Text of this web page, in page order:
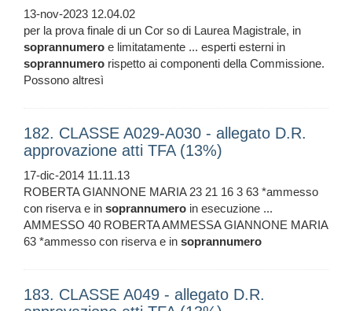
13-nov-2023 12.04.02
per la prova finale di un Cor so di Laurea Magistrale, in
soprannumero e limitatamente ... esperti esterni in
soprannumero rispetto ai componenti della Commissione.
Possono altresì
182. CLASSE A029-A030 - allegato D.R.
approvazione atti TFA (13%)
17-dic-2014 11.11.13
ROBERTA GIANNONE MARIA 23 21 16 3 63 *ammesso
con riserva e in soprannumero in esecuzione ...
AMMESSO 40 ROBERTA AMMESSA GIANNONE MARIA
63 *ammesso con riserva e in soprannumero
183. CLASSE A049 - allegato D.R.